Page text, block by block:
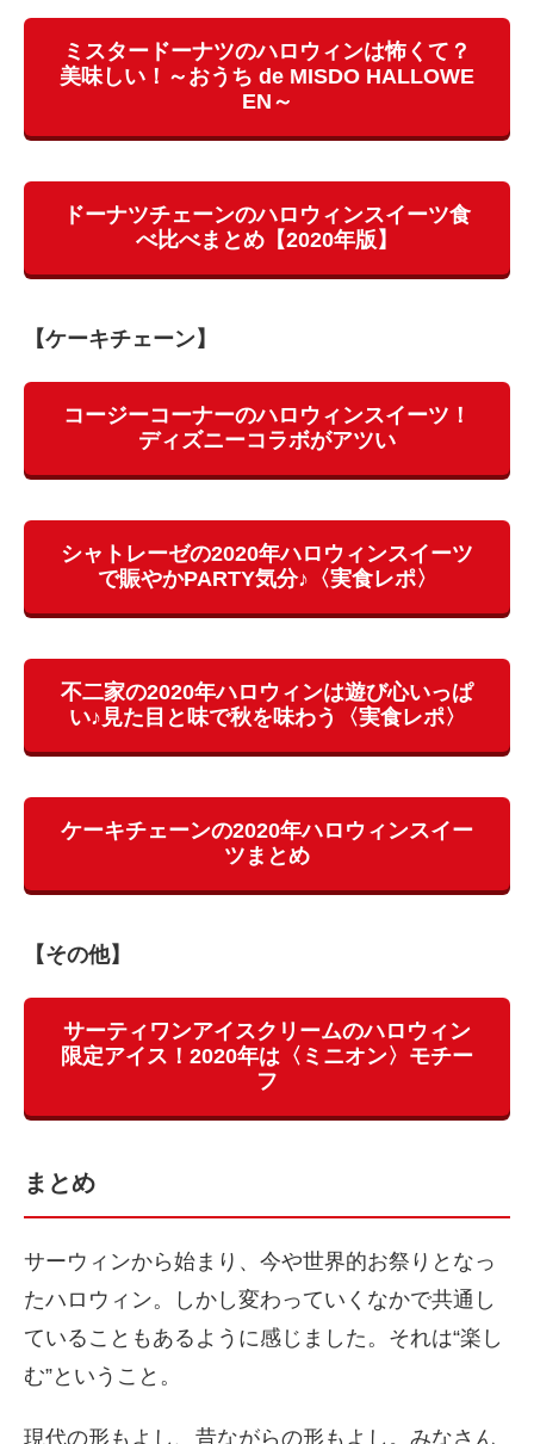
ミスタードーナツのハロウィンは怖くて？
美味しい！～おうち de MISDO HALLOWE
EN～
ドーナツチェーンのハロウィンスイーツ食
べ比べまとめ【2020年版】
【ケーキチェーン】
コージーコーナーのハロウィンスイーツ！
ディズニーコラボがアツい
シャトレーゼの2020年ハロウィンスイーツ
で賑やかPARTY気分♪〈実食レポ〉
不二家の2020年ハロウィンは遊び心いっぱ
い♪見た目と味で秋を味わう〈実食レポ〉
ケーキチェーンの2020年ハロウィンスイー
ツまとめ
【その他】
サーティワンアイスクリームのハロウィン
限定アイス！2020年は〈ミニオン〉モチー
フ
まとめ
サーウィンから始まり、今や世界的お祭りとなっ
たハロウィン。しかし変わっていくなかで共通し
ていることもあるように感じました。それは“楽し
む”ということ。
現代の形もよし、昔ながらの形もよし。みなさん